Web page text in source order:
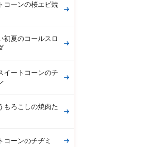
コーンの桜エビ焼
初夏のコールスロ
イートコーンのチ
もろこしの焼肉た
コーンのチヂミ